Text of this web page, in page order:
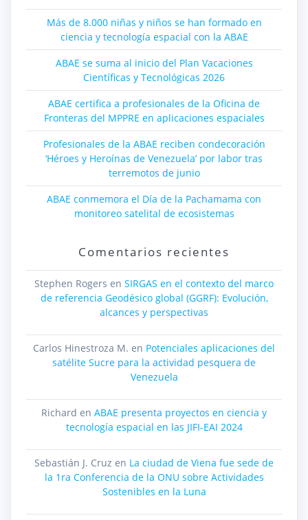
Más de 8.000 niñas y niños se han formado en
ciencia y tecnología espacial con la ABAE
ABAE se suma al inicio del Plan Vacaciones
Científicas y Tecnológicas 2026
ABAE certifica a profesionales de la Oficina de
Fronteras del MPPRE en aplicaciones espaciales
Profesionales de la ABAE reciben condecoración
‘Héroes y Heroínas de Venezuela’ por labor tras
terremotos de junio
ABAE conmemora el Día de la Pachamama con
monitoreo satelital de ecosistemas
Comentarios recientes
Stephen Rogers en SIRGAS en el contexto del marco
de referencia Geodésico global (GGRF): Evolución,
alcances y perspectivas
Carlos Hinestroza M. en Potenciales aplicaciones del
satélite Sucre para la actividad pesquera de
Venezuela
Richard en ABAE presenta proyectos en ciencia y
tecnología espacial en las JIFI-EAI 2024
Sebastián J. Cruz en La ciudad de Viena fue sede de
la 1ra Conferencia de la ONU sobre Actividades
Sostenibles en la Luna